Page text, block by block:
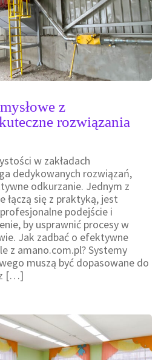
z
rozwiązania
w zakładach
dedykowanych rozwiązań,
odkurzanie. Jednym z
łączą się z praktyką, jest
podejście i
by usprawnić procesy w
Jak zadbać o efektywne
z amano.com.pl? Systemy
muszą być dopasowane do
z […]